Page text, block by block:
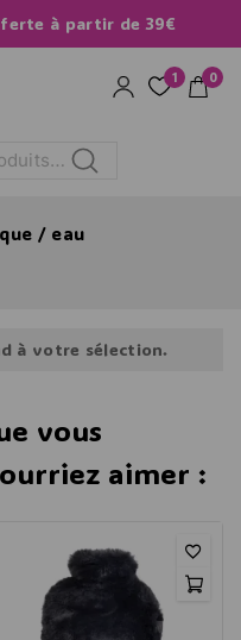
à partir de 39€
1 0
Recherche
/ eau
à votre sélection.
vous
aimer :